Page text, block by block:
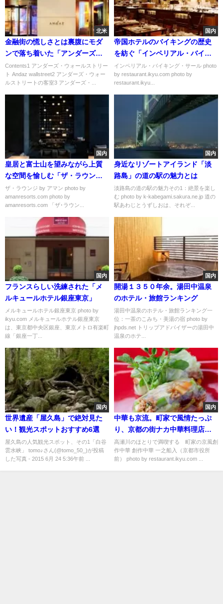
北米
金融街の慌しさとは裏腹にモダ
ンで落ち着いた「アンダーズ・
ウォールストリート」
Contents1 アンダーズ・ウォールストリー
ト Andaz wallstreet2 アンダーズ・ウォー
ルストリートの客室3 アンダーズ・...
国内
帝国ホテルのバイキングの歴史
を紡ぐ「インペリアル・バイキ
ング・サール」
インペリアル・バイキング・サール photo
by restaurant.ikyu.com photo by
restaurant.ikyu...
国内
皇居と富士山を望みながら上質
な空間を愉しむ「ザ・ラウンジ
by アマン」
ザ・ラウンジ by アマン photo by
amanresorts.com photo by
amanresorts.com 「ザ･ラウン...
国内
身近なリゾートアイランド「淡
路島」の道の駅の魅力とは
淡路島の道の駅の魅力その1：絶景を楽し
む photo by k-kabegami.sakura.ne.jp 道の
駅あわじとうずしおは、それぞ...
国内
フランスらしい洗練された「メ
ルキュールホテル銀座東京」
メルキュールホテル銀座東京 photo by
ikyu.com メルキュールホテル銀座東京
は、東京都中央区銀座、東京メトロ有楽町
線「銀座一丁...
国内
開湯１３５０年余。湯田中温泉
のホテル・旅館ランキング
湯田中温泉のホテル・旅館ランキング一
位：一茶のこみち・美湯の宿 photo by
jhpds.net トリップアドバイザーの湯田中
温泉のホテ...
国内
世界遺産「屋久島」で絶対見た
い！観光スポットおすすめ6選
屋久島の人気観光スポット、その1「白谷
雲水峡」 tomo♪さん(@tomo_50_)が投稿
した写真 - 2015 6月 24 5:36午前 ...
国内
中華も京流。町家で風情たっぷ
り、京都の街ナカ中華料理店６
選
高瀬川のほとりで満喫する 町家の京風創
作中華 創作中華 一之船入（京都市役所
前） photo by restaurant.ikyu.com ...